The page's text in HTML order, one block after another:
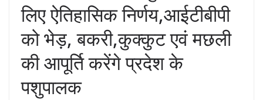
लिए ऐतिहासिक निर्णय,आईटीबीपी
को भेड़, बकरी,कुक्कुट एवं मछली
की आपूर्ति करेंगे प्रदेश के
पशुपालक